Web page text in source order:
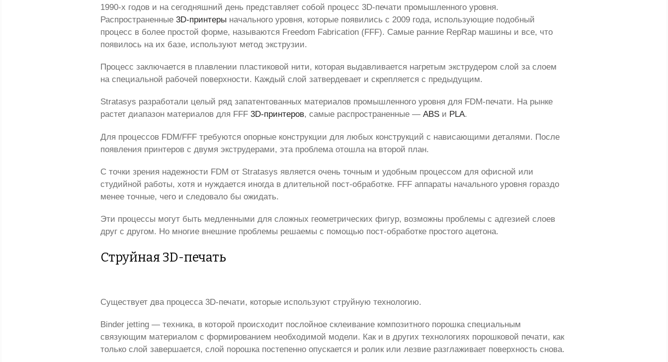
1990-х годов и на сегодняшний день представляет собой процесс 3D-печати промышленного уровня.
Распространенные 3D-принтеры начального уровня, которые появились с 2009 года, использующие подобный
процесс в более простой форме, называются Freedom Fabrication (FFF). Самые ранние RepRap машины и все, что
появилось на их базе, используют метод экструзии.
Процесс заключается в плавлении пластиковой нити, которая выдавливается нагретым экструдером слой за слоем
на специальной рабочей поверхности. Каждый слой затвердевает и скрепляется с предыдущим.
Stratasys разработали целый ряд запатентованных материалов промышленного уровня для FDM-печати. На рынке
растет диапазон материалов для FFF 3D-принтеров, самые распространенные — ABS и PLA.
Для процессов FDM/FFF требуются опорные конструкции для любых конструкций с нависающими деталями. После
появления принтеров с двумя экструдерами, эта проблема отошла на второй план.
С точки зрения надежности FDM от Stratasys является очень точным и удобным процессом для офисной или
студийной работы, хотя и нуждается иногда в длительной пост-обработке. FFF аппараты начального уровня гораздо
менее точные, чего и следовало бы ожидать.
Эти процессы могут быть медленными для сложных геометрических фигур, возможны проблемы с адгезией слоев
друг с другом. Но многие внешние проблемы решаемы с помощью пост-обработке простого ацетона.
Струйная 3D-печать
Существует два процесса 3D-печати, которые используют струйную технологию.
Binder jetting — техника, в которой происходит послойное склеивание композитного порошка специальным
связующим материалом с формированием необходимой модели. Как и в других технологиях порошковой печати, как
только слой завершается, слой порошка постепенно опускается и ролик или лезвие разглаживает поверхность снова.